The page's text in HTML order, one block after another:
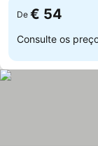
De € 54
Consulte os